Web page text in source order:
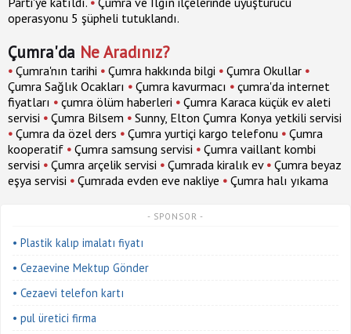
operasyonu 5 şüpheli tutuklandı.
Çumra'da Ne Aradınız?
• Çumra'nın tarihi • Çumra hakkında bilgi • Çumra Okullar •
Çumra Sağlık Ocakları • Çumra kavurmacı • çumra'da internet
fiyatları • çumra ölüm haberleri • Çumra Karaca küçük ev aleti
servisi • Çumra Bilsem • Sunny, Elton Çumra Konya yetkili servisi
• Çumra da özel ders • Çumra yurtiçi kargo telefonu • Çumra
kooperatif • Çumra samsung servisi • Çumra vaillant kombi
servisi • Çumra arçelik servisi • Çumrada kiralık ev • Çumra beyaz
eşya servisi • Çumrada evden eve nakliye • Çumra halı yıkama
- SPONSOR -
• Plastik kalıp imalatı fiyatı
• Cezaevine Mektup Gönder
• Cezaevi telefon kartı
• pul üretici firma